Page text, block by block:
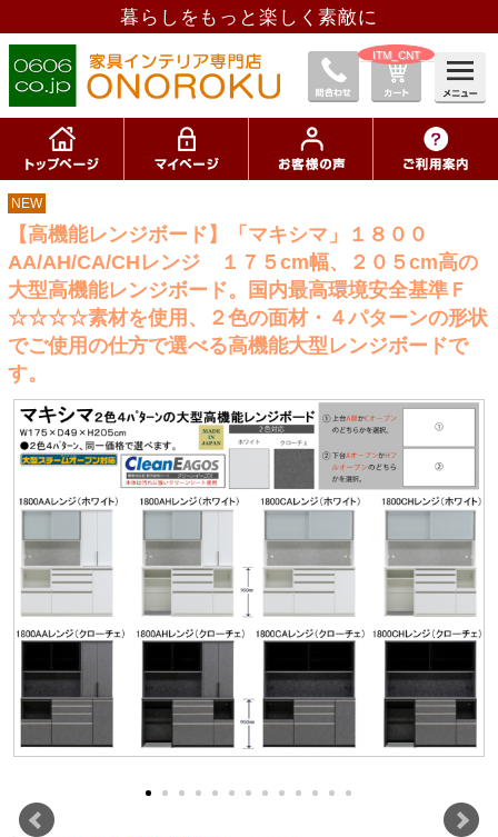
暮らしをもっと楽しく素敵に
__ITM_CNT__
NEW
【高機能レンジボード】「マキシマ」１８００
AA/AH/CA/CHレンジ １７５cm幅、２０５cm高の
大型高機能レンジボード。国内最高環境安全基準Ｆ
☆☆☆☆素材を使用、２色の面材・４パターンの形状
でご使用の仕方で選べる高機能大型レンジボードで
す。